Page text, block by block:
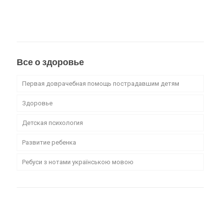
Все о здоровье
Первая доврачебная помощь пострадавшим детям
Здоровье
Детская психология
Развитие ребенка
Ребуси з нотами українською мовою